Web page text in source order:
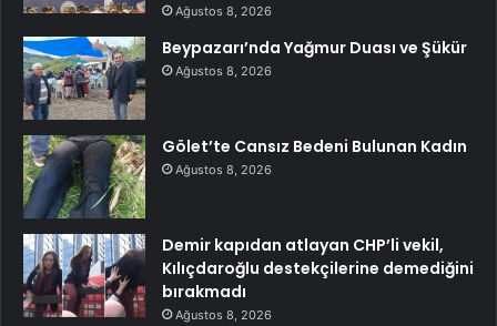
Ağustos 8, 2026
Beypazarı’nda Yağmur Duası ve Şükür
Ağustos 8, 2026
Gölet’te Cansız Bedeni Bulunan Kadın
Ağustos 8, 2026
Demir kapıdan atlayan CHP’li vekil,
Kılıçdaroğlu destekçilerine demediğini
bırakmadı
Ağustos 8, 2026